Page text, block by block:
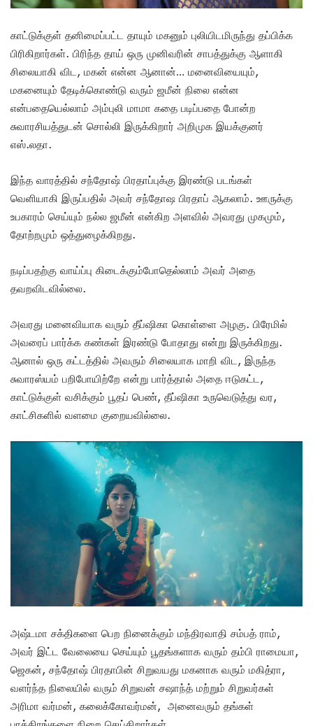
காட்டுக்குள் தனிமைப்பட்ட தாயும் மகனும் புலியிடமிருந்து தப்பிக்க
பிரிகிறார்கள். பிரிந்த தாய் ஒரு முனிவரின் சாபத்துக்கு ஆளாகி
சிலையாகி விட, மகன் என்ன ஆனான்… மனைவியையும்,
மகனையும் தேடிக்கொண்டு வரும் ஜமீன் நிலை என்ன
என்பதையெல்லாம் அம்புலி மாமா கதை படிப்பதை போன்ற
சுவாரசியத்துடன் சொல்லி இருக்கிறார் அறிமுக இயக்குனர்
எஸ்.லதா.
இந்த வாரத்தில் சந்தோஷ் பிரதாப்புக்கு இரண்டு படங்கள்
வெளியாகி இருப்பதில் அவர் சந்தோஷ பிரதாப் ஆகலாம். ஊருக்கு
உபகாரம் செய்யும் நல்ல ஜமீன் என்கிற அளவில் அவரது முகமும்,
தோற்றமும் ஒத்துழைக்கிறது.
நடிப்பதற்கு வாய்ப்பு கிடைக்கும்போதெல்லாம் அவர் அதை
தவறவிடவில்லை.
அவரது மனைவியாக வரும் தீப்ஷிகா கொள்ளை அழகு. பிரேமில்
அவரைப் பார்க்க கண்கள் இரண்டு போதாது என்று இருக்கிறது.
ஆனால் ஒரு கட்டத்தில் அவரும் சிலையாக மாறி விட, இருந்த
சுவாரஸ்யம் பறிபோயிற்றே என்று பார்த்தால் அதை ஈடுகட்ட,
காட்டுக்குள் வசிக்கும் பூதப் பெண், தீப்ஷிகா உருவெடுத்து வர,
காட்சிகளில் வளமை குறையவில்லை.
அஷ்டமா சக்திகளை பெற நினைக்கும் மந்திரவாதி சம்பத் ராம்,
அவர் இட்ட வேலையை செய்யும் பூதங்களாக வரும் தம்பி ராமையா,
ஜெகன், சந்தோஷ் பிரதாபின் சிறுவயது மகனாக வரும் மகித்ரா,
வளர்ந்த நிலையில் வரும் சிறுவன் சஷாந்த் மற்றும் சிறுவர்கள்
அரிமா வர்மன், கலைக்கோவர்மன், அனைவரும் தங்கள்